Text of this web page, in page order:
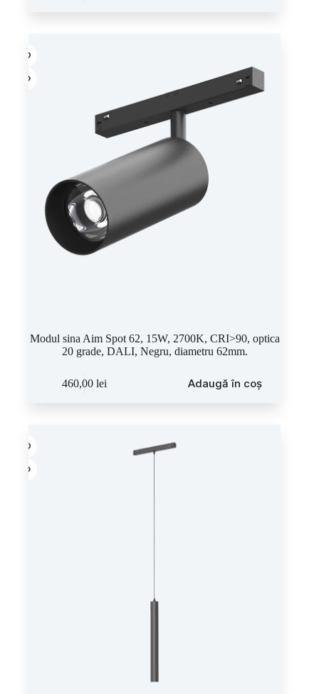
Modul sina Aim Spot 62, 15W, 2700K, CRI>90, optica
20 grade, DALI, Negru, diametru 62mm.
460,00lei Adaugă în coș